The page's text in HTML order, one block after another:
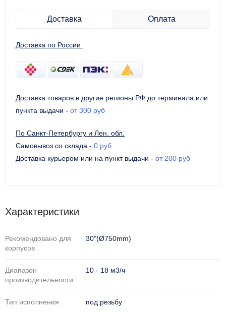
Доставка Оплата
Доставка по России
Доставка товаров в другие регионы РФ до терминала или
пункта выдачи - от 300 руб
По Санкт-Петербургу и Лен. обл.
Самовывоз со склада - 0 руб
Доставка курьером или на пункт выдачи - от 200 руб
Характеристики
Рекомендовано для
корпусов
30"(Ø750mm)
Диапазон
производительности
10 - 18 м3/ч
Тип исполнения под резьбу